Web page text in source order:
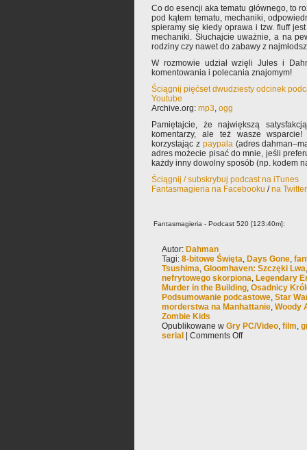
Co do esencji aka tematu głównego, to
pod kątem tematu, mechaniki,
spieramy się kiedy oprawa i tzw. fluff
mechaniki. Słuchajcie uważnie, a na
rodziny czy nawet do zabawy z
W rozmowie udział wzięli Jules i
komentowania i polecania znajomym!
Ściągnij pięćset dwudziesty odcinek
Youtube
Archive.org: mp3, ogg
Pamiętajcie, że największą
komentarzy, ale też wasze
korzystając z paypala(adres
adres możecie pisać do mnie, jeśli
każdy inny dowolny sposób (np. kodem
Ściągnij / subskrybuj podcast na iTunes
Fantasmagieria na Facebooku /na
Fantasmagieria - Podcast 520 [123:40m]:
Autor: Dahman
Tagi: 8-bitowe Święta, Days Gone,
Tsushima, Gloomhaven: Szczęki Lwa
nefrytowego skorpiona, Legendary
Murder in the Building, Osadnicy
Podsumowanie podcastowe, Star
morderstwa na Manhattanie, Woody
Zombie Kids
Opublikowane w Gry PC/Video, film,
serial
Comments Off